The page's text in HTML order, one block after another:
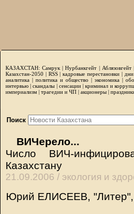
КАЗАХСТАН: Самрук |Нурбанкгейт | Аблязовгейт
Казахстан-2050 | RSS|кадровые перестановки|
аналитика | политика и общество | экономика |
интервью |скандалы | сенсации|криминал и
империализм | трагедии и ЧП | акционеры |
Поиск
ВИЧерело...
Число ВИЧ-
Казахстану
21.09.2006 / экология и
Юрий ЕЛИСЕЕВ, "Литер",